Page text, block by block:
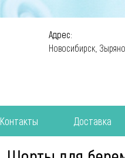
Адрес:
Новосибирск,
Контакты Доставка